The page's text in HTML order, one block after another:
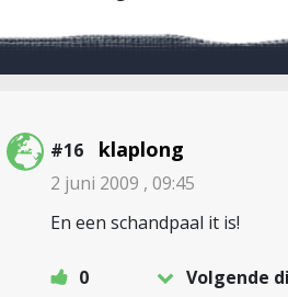
#16 klaplong
2 juni 2009 , 09:45
En een schandpaal it is!
0
Volgende